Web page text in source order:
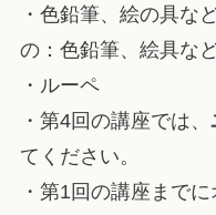
・色鉛筆、絵の具な
の：色鉛筆、絵具など
・ルーペ
・第4回の講座では、
てください。
・第1回の講座まで